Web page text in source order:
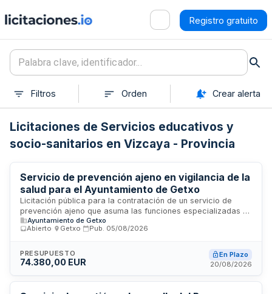
Registro gratuito
Filtros Orden Crear alerta
Licitaciones de Servicios educativos y
socio-sanitarios en Vizcaya - Provincia
Servicio de prevención ajeno en vigilancia de la
salud para el Ayuntamiento de Getxo
Licitación pública para la contratación de un servicio de
prevención ajeno que asuma las funciones especializadas en
vigilancia de la salud del personal del Ayuntamiento de
Getxo. El servicio incluye la realización de reconocimientos
seguimiento sanitario de los trabajadores municipales,
conforme a la normativa de prevención de riesgos laborales.
profesionales sanitarios cualificados que garanticen el
Ayuntamiento de Getxo
Abierto
Getxo Pub. 05/08/2026
PRESUPUESTO
74.380,00 EUR
En Plazo
20/08/2026